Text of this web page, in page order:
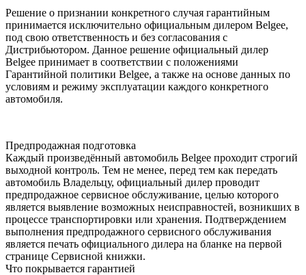
Решение о признании конкретного случая гарантийным
принимается исключительно официальным дилером Belgee,
под свою ответственность и без согласования с
Дистрибьютором. Данное решение официальный дилер
Belgee принимает в соответствии с положениями
Гарантийной политики Belgee, а также на основе данных по
условиям и режиму эксплуатации каждого конкретного
автомобиля.
Предпродажная подготовка
Каждый произведённый автомобиль Belgee проходит строгий
выходной контроль. Тем не менее, перед тем как передать
автомобиль Владельцу, официальный дилер проводит
предпродажное сервисное обслуживание, целью которого
является выявление возможных неисправностей, возникших в
процессе транспортировки или хранения. Подтверждением
выполнения предпродажного сервисного обслуживания
является печать официального дилера на бланке на первой
странице Сервисной книжки.
Что покрывается гарантией